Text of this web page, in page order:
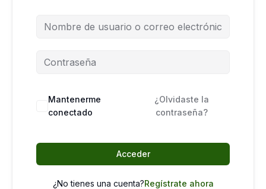
Mantenerme
conectado
¿Olvidaste la
contraseña?
Acceder
¿No tienes una cuenta?Regístrate ahora